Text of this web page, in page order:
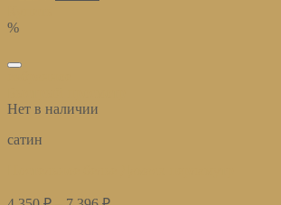
%
Нет в наличии
сатин